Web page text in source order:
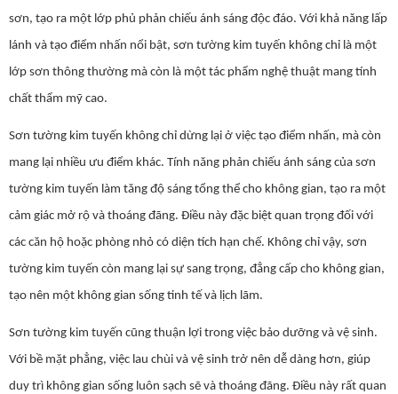
sơn, tạo ra một lớp phủ phản chiếu ánh sáng độc đáo. Với khả năng lấp
lánh và tạo điểm nhấn nổi bật, sơn tường kim tuyến không chỉ là một
lớp sơn thông thường mà còn là một tác phẩm nghệ thuật mang tính
chất thẩm mỹ cao.
Sơn tường kim tuyến không chỉ dừng lại ở việc tạo điểm nhấn, mà còn
mang lại nhiều ưu điểm khác. Tính năng phản chiếu ánh sáng của sơn
tường kim tuyến làm tăng độ sáng tổng thể cho không gian, tạo ra một
cảm giác mở rộ và thoáng đãng. Điều này đặc biệt quan trọng đối với
các căn hộ hoặc phòng nhỏ có diện tích hạn chế. Không chỉ vậy, sơn
tường kim tuyến còn mang lại sự sang trọng, đẳng cấp cho không gian,
tạo nên một không gian sống tinh tế và lịch lãm.
Sơn tường kim tuyến cũng thuận lợi trong việc bảo dưỡng và vệ sinh.
Với bề mặt phẳng, việc lau chùi và vệ sinh trở nên dễ dàng hơn, giúp
duy trì không gian sống luôn sạch sẽ và thoáng đãng. Điều này rất quan